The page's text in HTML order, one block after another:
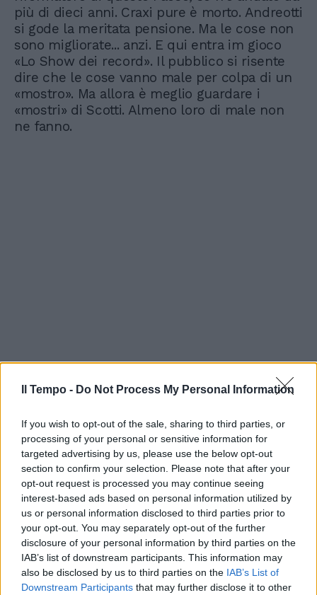
Il Tempo - Do Not Process My Personal Information
If you wish to opt-out of the sale, sharing to third parties, or
processing of your personal or sensitive information for
targeted advertising by us, please use the below opt-out
section to confirm your selection. Please note that after your
opt-out request is processed you may continue seeing
interest-based ads based on personal information utilized by
us or personal information disclosed to third parties prior to
your opt-out. You may separately opt-out of the further
disclosure of your personal information by third parties on the
IAB’s list of downstream participants. This information may
also be disclosed by us to third parties on the IAB’s List of
Downstream Participants that may further disclose it to other
più di dieci anni. Craxi pure è morto. Andreotti
si gode la meritata pensione. Ma le cose non
sono migliorate... anzi. E qui entra im gioco
«Lo Show dei record». Il pubblico si risente
dire che le cose vanno male per colpa di un
«mostro». Ma allora è meglio guardare i
«mostri» di Scotti. Almeno loro di male non
ne fanno.
In evidenza